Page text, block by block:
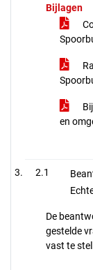
Bijlagen
en
2.1
De
gestelde
vast te